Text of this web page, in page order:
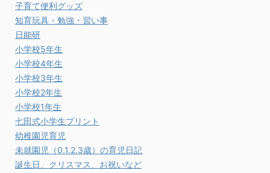
子育て便利グッズ
知育玩具・勉強・習い事
日能研
小学校5年生
小学校4年生
小学校3年生
小学校2年生
小学校1年生
七田式小学生プリント
幼稚園児育児
未就園児（0.1.2.3歳）の育児日記
誕生日、クリスマス、お祝いなど